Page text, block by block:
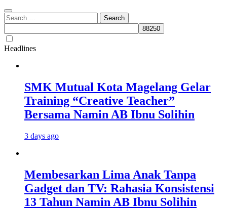
Search
for:
Headlines
SMK Mutual Kota Magelang Gelar
Training “Creative Teacher”
Bersama Namin AB Ibnu Solihin
3 days ago
Membesarkan Lima Anak Tanpa
Gadget dan TV: Rahasia Konsistensi
13 Tahun Namin AB Ibnu Solihin